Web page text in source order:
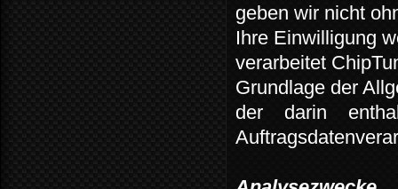
geben wir nicht
Ihre Einwilligung
verarbeitet
Grundlage der
der
darin